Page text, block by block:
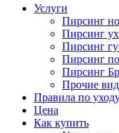
Услуги
Пирсинг
Пирсинг
Пирсинг
Пирсинг
Пирсинг
Прочие
Правила по
Цена
Как купить